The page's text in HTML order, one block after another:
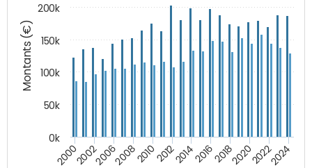
Montants (€)
200020022006200820102012201420162018202020222024
0k
50k
100k
150k
200k